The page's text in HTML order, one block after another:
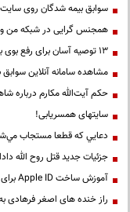
سوابق بیمه شدگان روی سایت
همجنس گرایی در شبکه من و
13 توصیه آسان برای رفع بوی بد دهان
مشاهده سامانه آنلاين سوابق
حكم آيت‌الله مكارم درباره
سایتهای همسریابی!
دعايي كه قطعا مستجاب
جزئیات جدید قتل روح الله
آموزش ساخت Apple ID برای کاربران ایرانی
راز خنده های اصغر فرهادی